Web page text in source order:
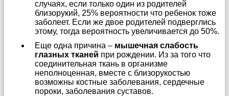
случаях, если только один из родителей
близорукий, 25% вероятности что ребенок тоже
заболеет. Если же двое родителей подверглись
этому, тогда вероятность увеличивается до 50%.
Еще одна причина – мышечная слабость
глазных тканей при рождении. Из за того что
соединительная ткань в организме
неполноценная, вместе с близорукостью
возможны костные заболевания, сердечные
пороки, заболевания суставов.